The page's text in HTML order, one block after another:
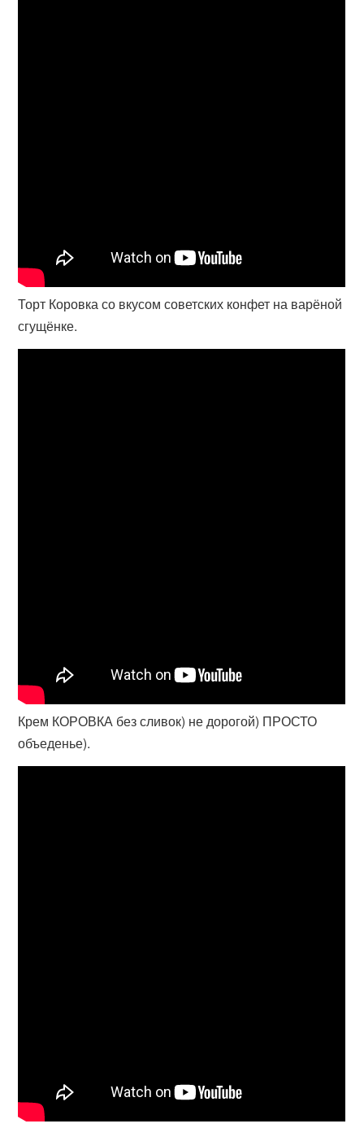
Торт Коровка со вкусом советских конфет на варёной
сгущёнке.
Крем КОРОВКА без сливок) не дорогой) ПРОСТО
объеденье).